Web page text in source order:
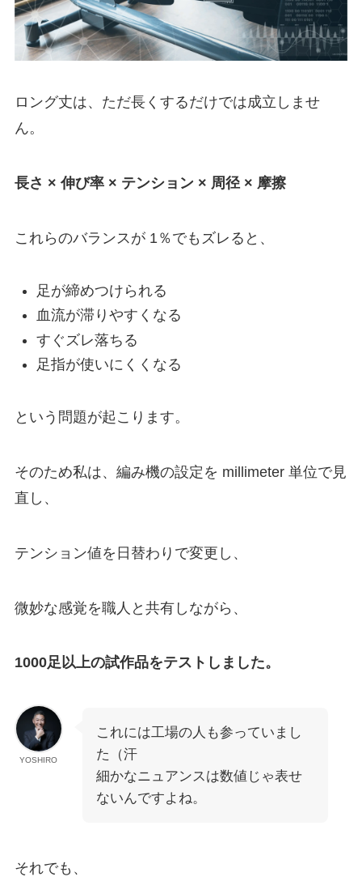
ロング丈は、ただ長くするだけでは成立しませ
ん。
長さ × 伸び率 × テンション × 周径 × 摩擦
これらのバランスが 1％でもズレると、
足が締めつけられる
血流が滞りやすくなる
すぐズレ落ちる
足指が使いにくくなる
という問題が起こります。
そのため私は、編み機の設定を millimeter 単位で見
直し、
テンション値を日替わりで変更し、
微妙な感覚を職人と共有しながら、
1000足以上の試作品をテストしました。
YOSHIRO
これには工場の人も参っていまし
た（汗
細かなニュアンスは数値じゃ表せ
ないんですよね。
それでも、